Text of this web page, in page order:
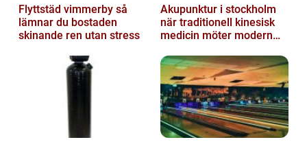
Flyttstäd vimmerby så
lämnar du bostaden
skinande ren utan stress
Akupunktur i stockholm
när traditionell kinesisk
medicin möter modern